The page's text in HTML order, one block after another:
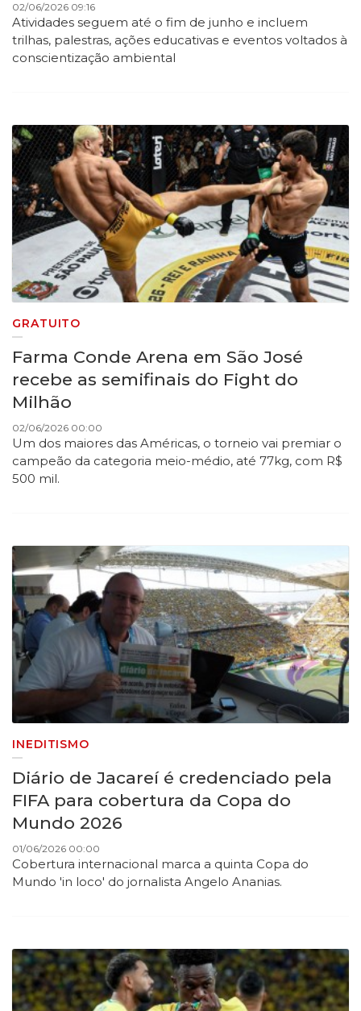
02/06/2026 09:16
Atividades seguem até o fim de junho e incluem
trilhas, palestras, ações educativas e eventos voltados à
conscientização ambiental
GRATUITO
Farma Conde Arena em São José
recebe as semifinais do Fight do
Milhão
02/06/2026 00:00
Um dos maiores das Américas, o torneio vai premiar o
campeão da categoria meio-médio, até 77kg, com R$
500 mil.
INEDITISMO
Diário de Jacareí é credenciado pela
FIFA para cobertura da Copa do
Mundo 2026
01/06/2026 00:00
Cobertura internacional marca a quinta Copa do
Mundo 'in loco' do jornalista Angelo Ananias.